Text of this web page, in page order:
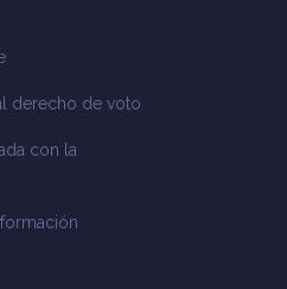
derecho de voto
con la